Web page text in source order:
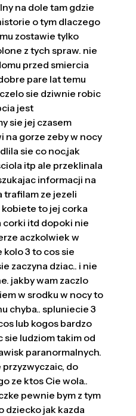
na dole tam gdzie
o tym dlaczego
zostawie tylko
z tych spraw. nie
przed smiercia
pare lat temu
sie dziwnie robic
jest
sie jej czasem
na gorze zeby w nocy
sie co noc,jak
itp ale przeklinala
informacji na
trafilam ze jezeli
to jej corka
corki itd dopoki nie
aczkolwiek w
kolo 3 to cos sie
zaczyna dziac.. i nie
jakby wam zaczlo
w srodku w nocy to
chyba.. spluniecie 3
lub kogos bardzo
sie ludziom takim od
paranormalnych.
do
ze ktos Cie wola..
pewnie bym z tym
dziecko jak kazda